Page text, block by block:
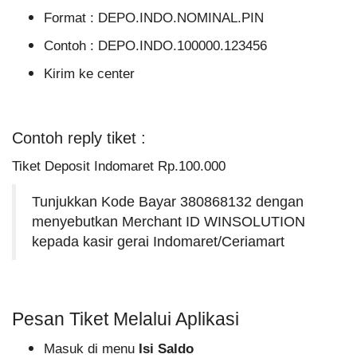
Format : DEPO.INDO.NOMINAL.PIN
Contoh : DEPO.INDO.100000.123456
Kirim ke center
Contoh reply tiket :
Tiket Deposit Indomaret Rp.100.000
Tunjukkan Kode Bayar 380868132 dengan
menyebutkan Merchant ID WINSOLUTION
kepada kasir gerai Indomaret/Ceriamart
Pesan Tiket Melalui Aplikasi
Masuk di menu Isi Saldo